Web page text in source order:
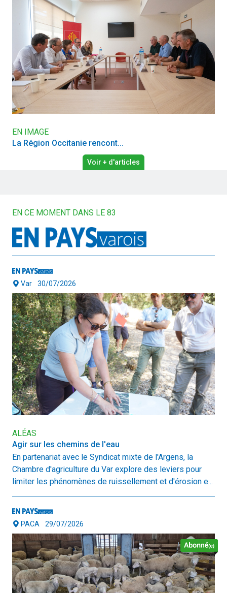
EN IMAGE
La Région Occitanie rencont...
Voir + d'articles
EN CE MOMENT DANS LE 83
Var 30/07/2026
ALÉAS
Agir sur les chemins de l'eau
En partenariat avec le Syndicat mixte de l'Argens, la
Chambre d'agriculture du Var explore des leviers pour
limiter les phénomènes de ruissellement et d'érosion e...
PACA 29/07/2026